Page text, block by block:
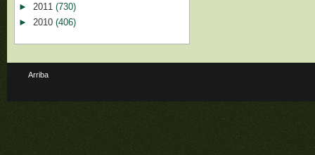
► 2011 (730)
► 2010 (406)
Arriba